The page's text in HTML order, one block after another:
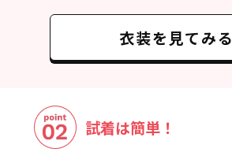
衣装を見てみる
試着は簡単！